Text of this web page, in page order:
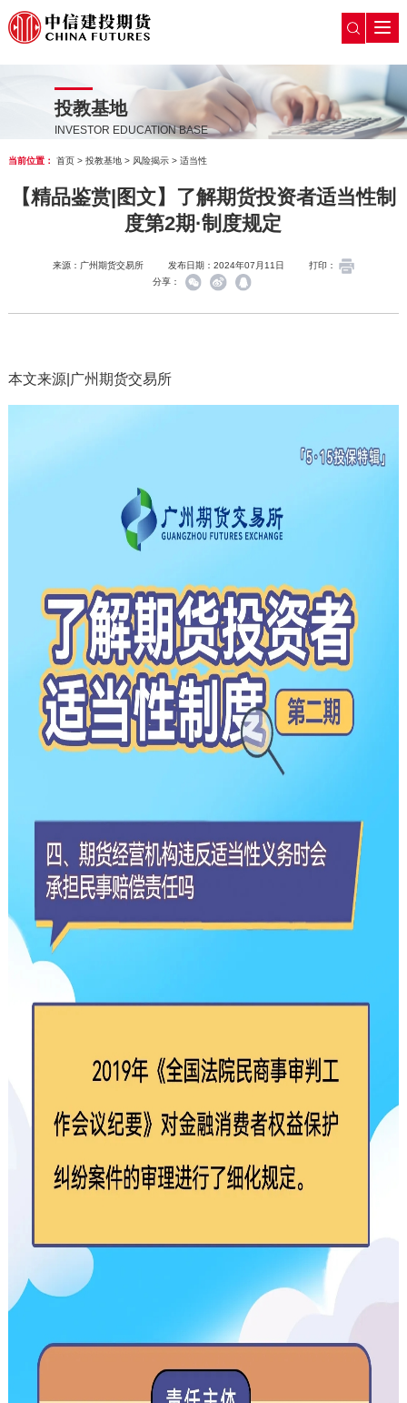
投教基地
INVESTOR EDUCATION BASE
当前位置： 首页> 投教基地> 风险揭示> 适当性
【精品鉴赏|图文】了解期货投资者适当性制
度第2期·制度规定
来源：广州期货交易所 发布日期：2024年07月11日
打印：
分享：
本文来源|广州期货交易所